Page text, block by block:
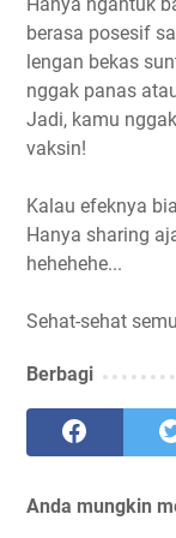
berasa posesif
lengan bekas
nggak panas
Jadi, kamu
vaksin!
Kalau efeknya
Hanya sharing
hehehehe...
Sehat-sehat
Berbagi
Anda mungkin